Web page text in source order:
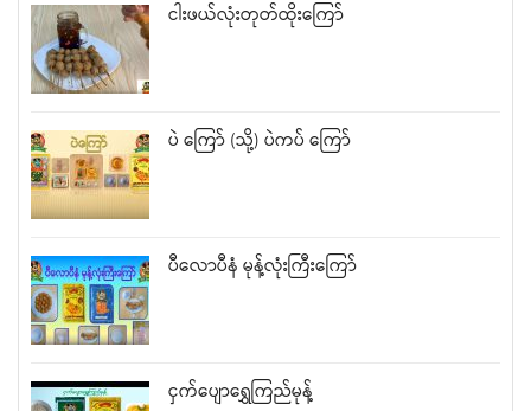
ငါးဖယ်လုံးတုတ်ထိုးကြော်
ပဲ ကြော် (သို့) ပဲကပ် ကြော်
ပီလောပီနံ မုန့်လုံးကြီးကြော်
ငှက်ပျောရွှေကြည်မုန့်